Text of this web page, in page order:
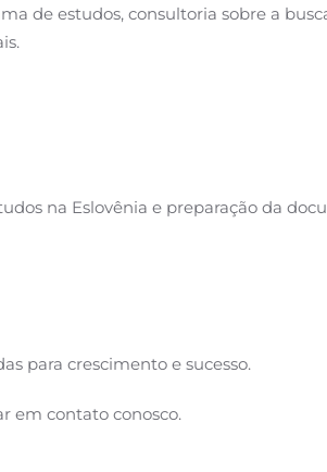
de estudos, consultoria sobre a
na Eslovênia e preparação da
para crescimento e sucesso.
em contato conosco.